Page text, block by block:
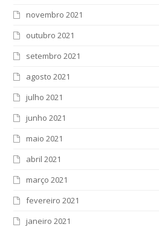
novembro 2021
outubro 2021
setembro 2021
agosto 2021
julho 2021
junho 2021
maio 2021
abril 2021
março 2021
fevereiro 2021
janeiro 2021